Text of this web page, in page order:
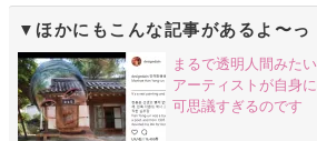
ほかにもこんな記事があるよ〜っ
まるで透明人間みた
アーティストが自身
可思議すぎるのです